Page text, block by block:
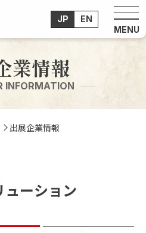
JP EN
業情報
INFORMATION
出展企業情報
ーション